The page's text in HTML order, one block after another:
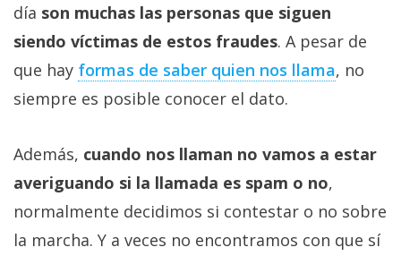
día son muchas las personas que siguen
siendo víctimas de estos fraudes. A pesar de
que hay formas de saber quien nos llama, no
siempre es posible conocer el dato.
Además, cuando nos llaman no vamos a estar
averiguando si la llamada es spam o no,
normalmente decidimos si contestar o no sobre
la marcha. Y a veces no encontramos con que sí